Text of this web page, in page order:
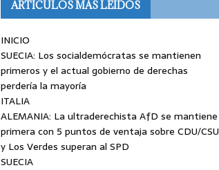
ARTÍCULOS MÁS LEÍDOS
INICIO
SUECIA: Los socialdemócratas se mantienen
primeros y el actual gobierno de derechas
perdería la mayoría
ITALIA
ALEMANIA: La ultraderechista AfD se mantiene
primera con 5 puntos de ventaja sobre CDU/CSU
y Los Verdes superan al SPD
SUECIA